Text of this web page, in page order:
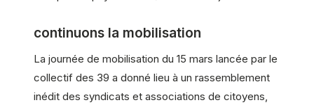
continuons la mobilisation
La journée de mobilisation du 15 mars lancée par le
collectif des 39 a donné lieu à un rassemblement
inédit des syndicats et associations de citoyens,